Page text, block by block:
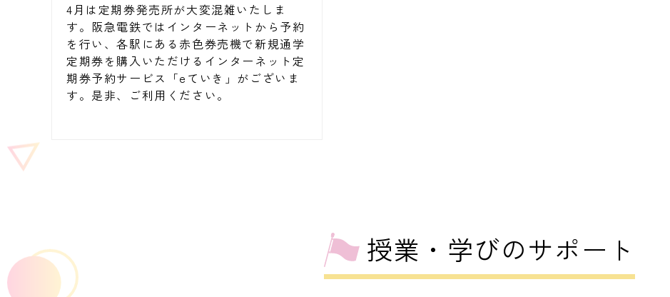
4月は定期券発売所が大変混雑いたしま
す。阪急電鉄ではインターネットから予約
を行い、各駅にある赤色券売機で新規通学
定期券を購入いただけるインターネット定
期券予約サービス「eていき」がございま
す。是非、ご利用ください。
授業・学びのサポート